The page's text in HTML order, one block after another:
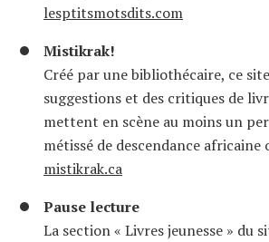
lesptitsmotsdits.com
Mistikrak!
Créé par une bibliothécaire, ce
suggestions et des critiques de
mettent en scène au moins un
métissé de descendance africaine
mistikrak.ca
Pause lecture
La section « Livres jeunesse » du